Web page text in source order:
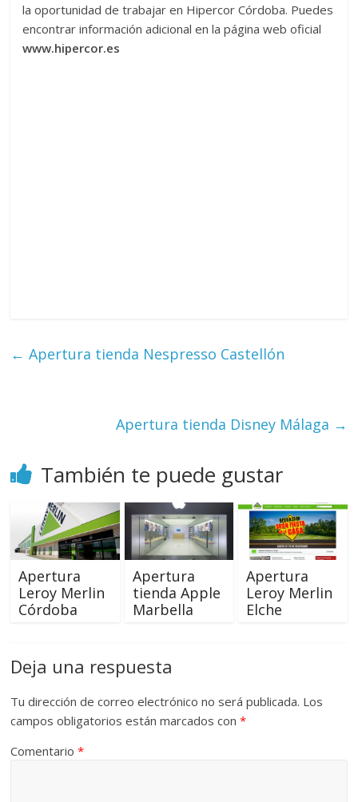
la oportunidad de trabajar en Hipercor Córdoba. Puedes
encontrar información adicional en la página web oficial
www.hipercor.es
← Apertura tienda Nespresso Castellón
Apertura tienda Disney Málaga →
También te puede gustar
Apertura
Leroy Merlin
Córdoba
Apertura
tienda Apple
Marbella
Apertura
Leroy Merlin
Elche
Deja una respuesta
Tu dirección de correo electrónico no será publicada. Los
campos obligatorios están marcados con*
Comentario*